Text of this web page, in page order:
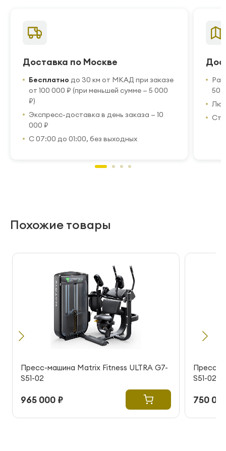
Доставка по Москве
Бесплатно до 30 км от МКАД при заказе
от 100 000 ₽ (при меньшей сумме — 5 000
₽)
Экспресс-доставка в день заказа — 10
000 ₽
С 07:00 до 01:00, без выходных
50
Похожие товары
Пресс-машина Matrix Fitness ULTRA G7-
S51-02
965 000 ₽
Пресс-
S51-02
750